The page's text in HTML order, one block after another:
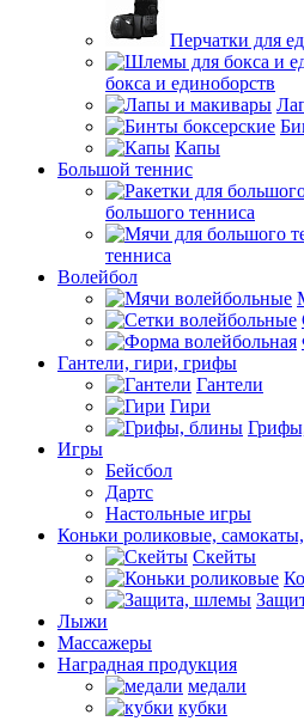
Перчатки для
бокса и единоборств
Капы
Большой теннис
большого тенниса
тенниса
Волейбол
Гантели, гири, грифы
Гантели
Гири
Игры
Бейсбол
Дартс
Настольные игры
Коньки роликовые,
Скейты
Лыжи
Массажеры
Наградная продукция
медали
кубки